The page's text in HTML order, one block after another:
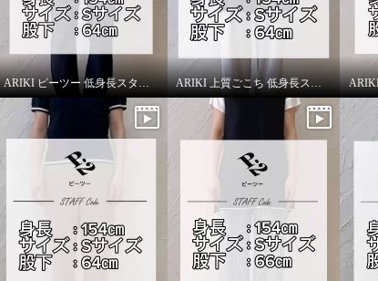
ARIKI ピーツー 低身長スタッフがはいてみました！ ARIKI 上質ごこち 低身長スタッフがはいてみました！